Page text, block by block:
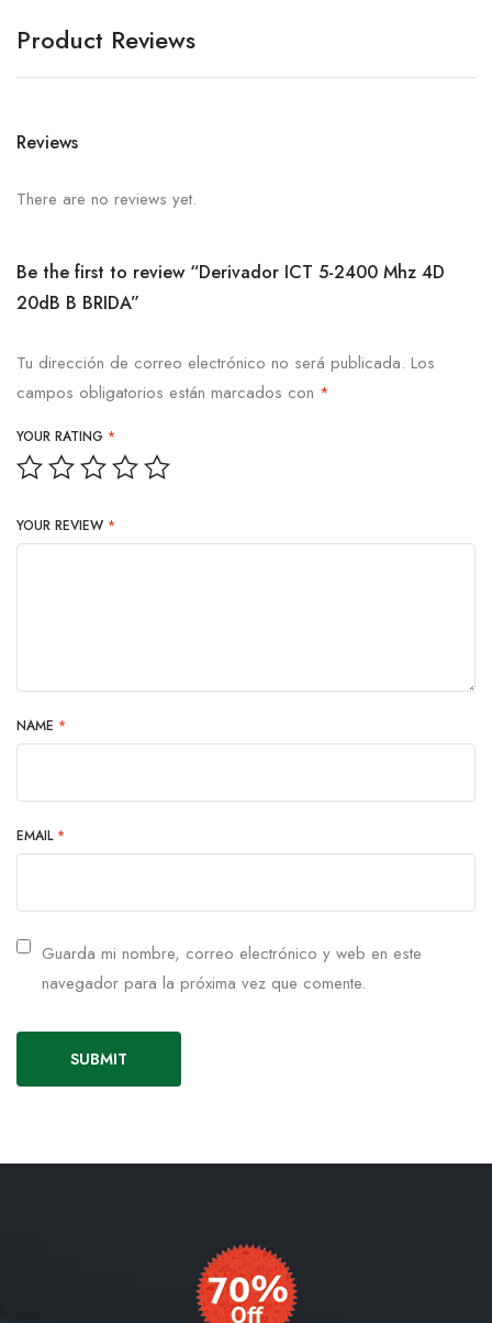
Product Reviews
Reviews
There are no reviews yet.
Be the first to review “Derivador ICT 5-2400 Mhz 4D
20dB B BRIDA”
Tu dirección de correo electrónico no será publicada. Los
campos obligatorios están marcados con *
YOUR RATING *
YOUR REVIEW *
NAME *
EMAIL *
Guarda mi nombre, correo electrónico y web en este
navegador para la próxima vez que comente.